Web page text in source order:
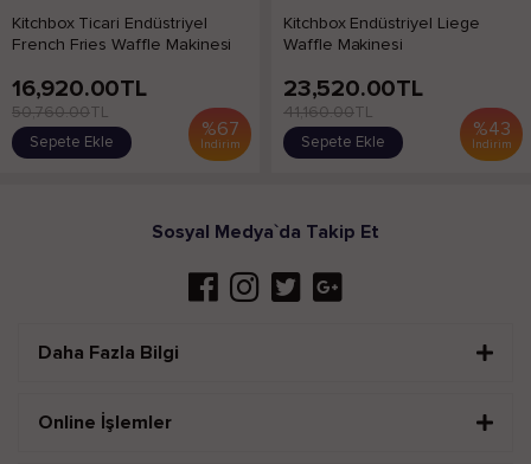
Kitchbox Ticari Endüstriyel
French Fries Waffle Makinesi
%67
İndirim
16,920.00TL
50,760.00TL
Sepete Ekle
Kitchbox Endüstriyel Liege
Waffle Makinesi
%43
İndirim
23,520.00TL
41,160.00TL
Sepete Ekle
Sosyal Medya`da Takip Et
Daha Fazla Bilgi
Online İşlemler